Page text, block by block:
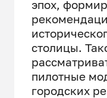
эпох,
столицы.
пилотные
городских